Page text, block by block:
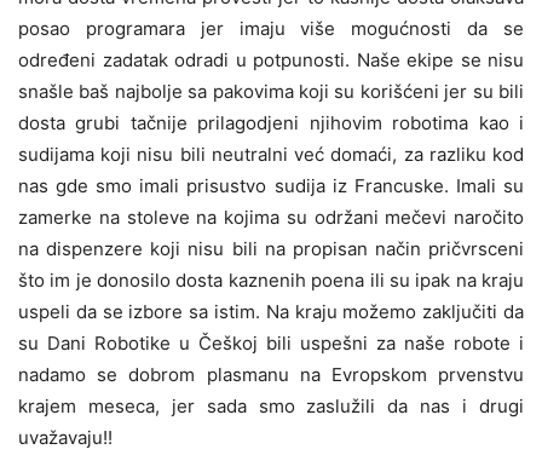
posao programara jer imaju više mogućnosti da se
određeni zadatak odradi u potpunosti. Naše ekipe se nisu
snašle baš najbolje sa pakovima koji su korišćeni jer su bili
dosta grubi tačnije prilagodjeni njihovim robotima kao i
sudijama koji nisu bili neutralni već domaći, za razliku kod
nas gde smo imali prisustvo sudija iz Francuske. Imali su
zamerke na stoleve na kojima su održani mečevi naročito
na dispenzere koji nisu bili na propisan način pričvrsceni
što im je donosilo dosta kaznenih poena ili su ipak na kraju
uspeli da se izbore sa istim. Na kraju možemo zaključiti da
su Dani Robotike u Češkoj bili uspešni za naše robote i
nadamo se dobrom plasmanu na Evropskom prvenstvu
krajem meseca, jer sada smo zaslužili da nas i drugi
uvažavaju!!